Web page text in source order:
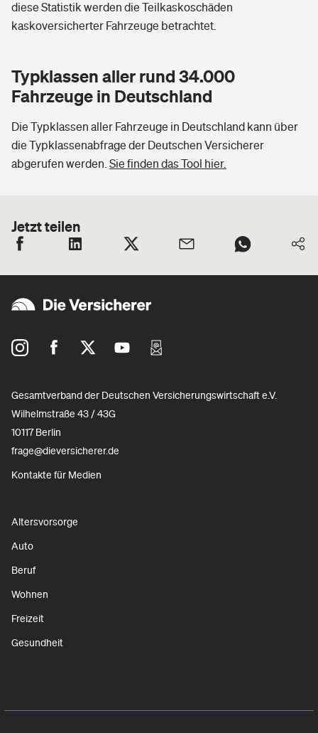
diese Statistik werden die Teilkaskoschäden
kaskoversicherter Fahrzeuge betrachtet.
Typklassen aller rund 34.000
Fahrzeuge in Deutschland
Die Typklassen aller Fahrzeuge in Deutschland kann über
die Typklassenabfrage der Deutschen Versicherer
abgerufen werden. Sie finden das Tool hier.
Jetzt teilen
Gesamtverband der Deutschen Versicherungswirtschaft e.V.
Wilhelmstraße 43 / 43G
10117 Berlin
frage@dieversicherer.de
Kontakte für Medien
Altersvorsorge
Auto
Beruf
Wohnen
Freizeit
Gesundheit